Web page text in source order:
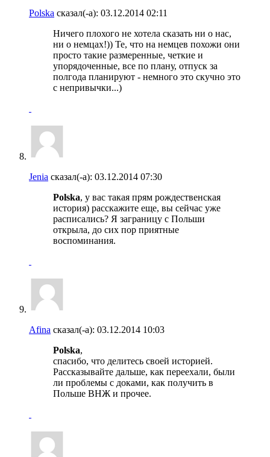
Polska сказал(-а): 03.12.2014 02:11
Ничего плохого не хотела сказать ни о нас,
ни о немцах!)) Те, что на немцев похожи они
просто такие размеренные, четкие и
упорядоченные, все по плану, отпуск за
полгода планируют - немного это скучно это
с непривычки...)
Jenia сказал(-а): 03.12.2014 07:30
Polska, у вас такая прям рождественская
история) расскажите еще, вы сейчас уже
расписались? Я заграницу с Польши
открыла, до сих пор приятные
воспоминания.
Afina сказал(-а): 03.12.2014 10:03
Polska,
спасибо, что делитесь своей историей.
Рассказывайте дальше, как переехали, были
ли проблемы с доками, как получить в
Польше ВНЖ и прочее.